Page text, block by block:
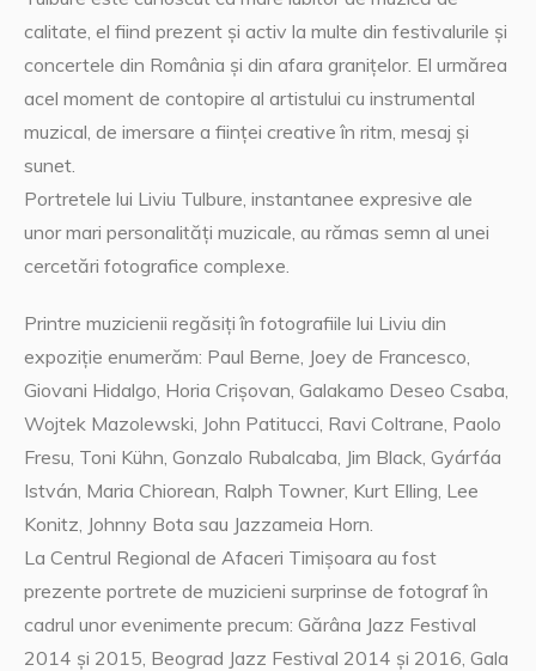
calitate, el fiind prezent și activ la multe din festivalurile și
concertele din România și din afara granițelor. El urmărea
acel moment de contopire al artistului cu instrumental
muzical, de imersare a ființei creative în ritm, mesaj și
sunet.
Portretele lui Liviu Tulbure, instantanee expresive ale
unor mari personalități muzicale, au rămas semn al unei
cercetări fotografice complexe.
Printre muzicienii regăsiți în fotografiile lui Liviu din
expoziție enumerăm: Paul Berne, Joey de Francesco,
Giovani Hidalgo, Horia Crișovan, Galakamo Deseo Csaba,
Wojtek Mazolewski, John Patitucci, Ravi Coltrane, Paolo
Fresu, Toni Kühn, Gonzalo Rubalcaba, Jim Black, Gyárfáa
István, Maria Chiorean, Ralph Towner, Kurt Elling, Lee
Konitz, Johnny Bota sau Jazzameia Horn.
La Centrul Regional de Afaceri Timișoara au fost
prezente portrete de muzicieni surprinse de fotograf în
cadrul unor evenimente precum: Gărâna Jazz Festival
2014 și 2015, Beograd Jazz Festival 2014 și 2016, Gala